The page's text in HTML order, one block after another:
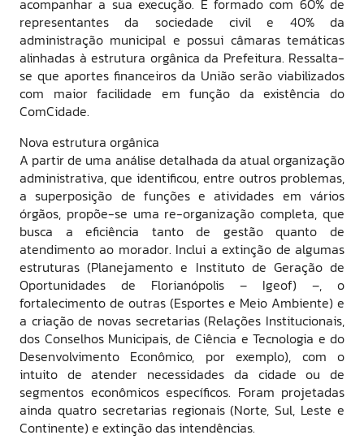
acompanhar a sua execução. É formado com 60% de
representantes da sociedade civil e 40% da
administração municipal e possui câmaras temáticas
alinhadas à estrutura orgânica da Prefeitura. Ressalta-
se que aportes financeiros da União serão viabilizados
com maior facilidade em função da existência do
ComCidade.
Nova estrutura orgânica
A partir de uma análise detalhada da atual organização
administrativa, que identificou, entre outros problemas,
a superposição de funções e atividades em vários
órgãos, propõe-se uma re-organização completa, que
busca a eficiência tanto de gestão quanto de
atendimento ao morador. Inclui a extinção de algumas
estruturas (Planejamento e Instituto de Geração de
Oportunidades de Florianópolis – Igeof) –, o
fortalecimento de outras (Esportes e Meio Ambiente) e
a criação de novas secretarias (Relações Institucionais,
dos Conselhos Municipais, de Ciência e Tecnologia e do
Desenvolvimento Econômico, por exemplo), com o
intuito de atender necessidades da cidade ou de
segmentos econômicos específicos. Foram projetadas
ainda quatro secretarias regionais (Norte, Sul, Leste e
Continente) e extinção das intendências.